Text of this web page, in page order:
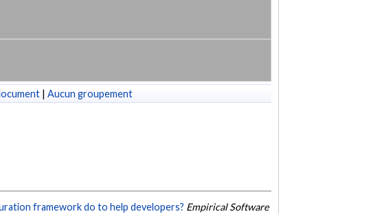
| Aucun groupement
framework do to help developers? Empirical Software